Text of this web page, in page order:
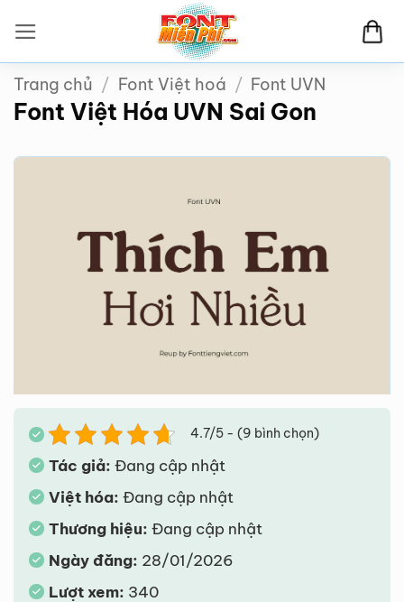
qua
nội
dung
Trang chủ / Font Việt hoá / Font UVN
Font Việt Hóa UVN Sai Gon
4.7/5 - (9 bình chọn)
Tác giả: Đang cập nhật
Việt hóa: Đang cập nhật
Thương hiệu: Đang cập nhật
Ngày đăng: 28/01/2026
Lượt xem: 340